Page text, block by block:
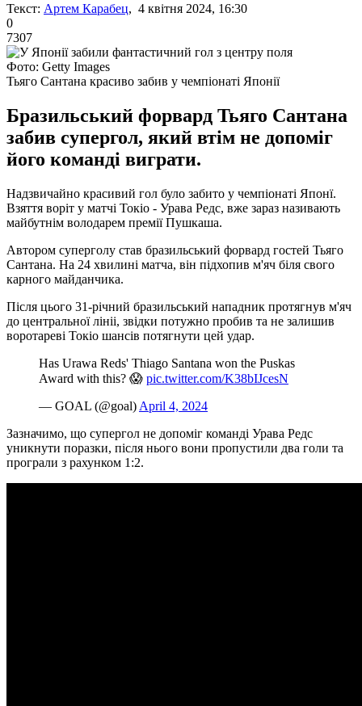
Текст: Артем Карабец, 4 квітня 2024, 16:30
0
7307
Фото: Getty Images
Тьяго Сантана красиво забив у чемпіонаті Японії
Бразильський форвард Тьяго Сантана
забив супергол, який втім не допоміг
його команді виграти.
Надзвичайно красивий гол було забито у чемпіонаті Японї.
Взяття воріт у матчі Токіо - Урава Редс, вже зараз називають
майбутнім володарем премії Пушкаша.
Автором суперголу став бразильський форвард гостей Тьяго
Сантана. На 24 хвилині матча, він підхопив м'яч біля свого
карного майданчика.
Після цього 31-річний бразильський нападник протягнув м'яч
до центральної лініі, звідки потужно пробив та не залишив
воротареві Токіо шансів потягнути цей удар.
Has Urawa Reds' Thiago Santana won the Puskas
Award with this? 😱 pic.twitter.com/K38bIJcesN
— GOAL (@goal) April 4, 2024
Зазначимо, що супергол не допоміг команді Урава Редс
уникнути поразки, після нього вони пропустили два голи та
програли з рахунком 1:2.